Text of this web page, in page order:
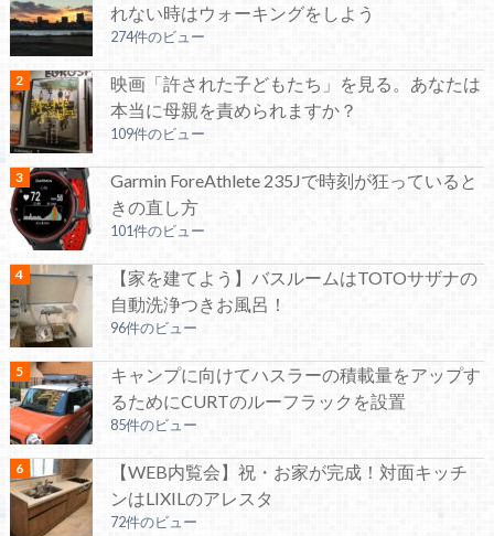
れない時はウォーキングをしよう
274件のビュー
映画「許された子どもたち」を見る。あなたは
本当に母親を責められますか？
109件のビュー
Garmin ForeAthlete 235Jで時刻が狂っていると
きの直し方
101件のビュー
【家を建てよう】バスルームはTOTOサザナの
自動洗浄つきお風呂！
96件のビュー
キャンプに向けてハスラーの積載量をアップす
るためにCURTのルーフラックを設置
85件のビュー
【WEB内覧会】祝・お家が完成！対面キッチ
ンはLIXILのアレスタ
72件のビュー